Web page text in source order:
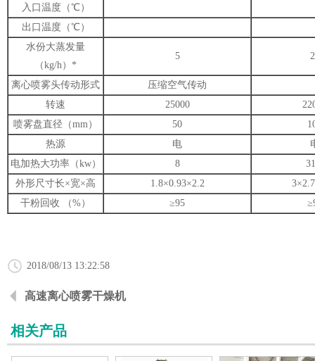
入口温度（℃）
出口温度（℃）
水份大蒸发量
（kg/h）*
5
离心喷雾头传动形式
压缩空气传动
转速
25000
喷雾盘直径（mm）
50
热源
电
电加热大功率（kw）
8
外形尺寸长×宽×高
1.8×0.93×2.2
干粉回收 （%）
≥95
2018/08/13 13:22:58
高速离心喷雾干燥机
相关产品